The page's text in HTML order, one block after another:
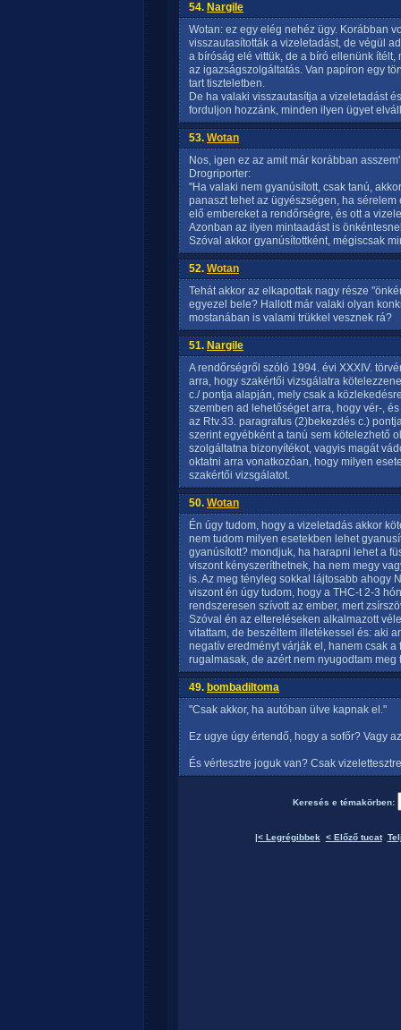
54. Nargile
Wotan: ez egy elég nehéz ügy. Korábban
visszautasították a vizeletadást, de végül
a bíróság elé vittük, de a bíró ellenünk
az igazságszolgáltatás. Van papíron egy
tart tiszteletben.
De ha valaki visszautasítja a vizeletadást
forduljon hozzánk, minden ilyen ügyet
53. Wotan
Nos, igen ez az amit már korábban
Drogriporter:
"Ha valaki nem gyanúsított, csak tanú,
panaszt tehet az ügyészségen, ha
elő embereket a rendőrségre, és ott a
Azonban az ilyen mintaadást is
Szóval akkor gyanúsítottként, mégiscsak
52. Wotan
Tehát akkor az elkapottak nagy része
egyezel bele? Hallott már valaki olyan
mostanában is valami trükkel vesznek rá?
51. Nargile
A rendőrségről szóló 1994. évi XXXIV.
arra, hogy szakértői vizsgálatra
c./ pontja alapján, mely csak a
szemben ad lehetőséget arra, hogy vér-,
az Rtv.33. paragrafus (2)bekezdés c.)
szerint egyébként a tanú sem kötelezhető
szolgáltatna bizonyítékot, vagyis magát
oktatni arra vonatkozóan, hogy milyen
szakértői vizsgálatot.
50. Wotan
Én úgy tudom, hogy a vizeletadás akkor
nem tudom milyen esetekben lehet
gyanúsított? mondjuk, ha harapni lehet a
viszont kényszeríthetnek, ha nem megy
is. Az meg tényleg sokkal lájtosabb ahogy
viszont én úgy tudom, hogy a THC-t 2-3
rendszeresen szívott az ember, mert
Szóval én az eltereléseken alkalmazott
vitattam, de beszéltem illetékessel és: aki
negatív eredményt várják el, hanem csak
rugalmasak, de azért nem nyugodtam meg
49. bombadiltoma
"Csak akkor, ha autóban ülve kapnak el."
Ez ugye úgy értendő, hogy a sofőr? Vagy
És vértesztre joguk van? Csak
Keresés e témakörben:
|< Legrégibbek < Előző tucat